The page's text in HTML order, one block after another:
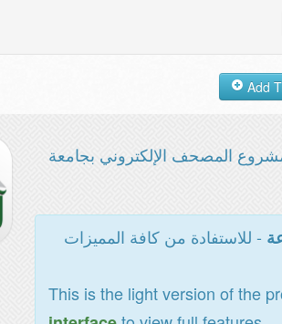
المصحف الإلكتروني بجامعة
- للاستفادة من كافة المميزات
This is the light version of the